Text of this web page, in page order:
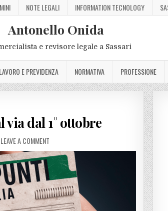
NOTE LEGALI INFORMATION TECNOLOGY
Antonello Onida
e revisore legale a Sassari
LAVORO E PREVIDENZA NORMATIVA PROFESSIONE
dal 1° ottobre
LEAVE A COMMENT